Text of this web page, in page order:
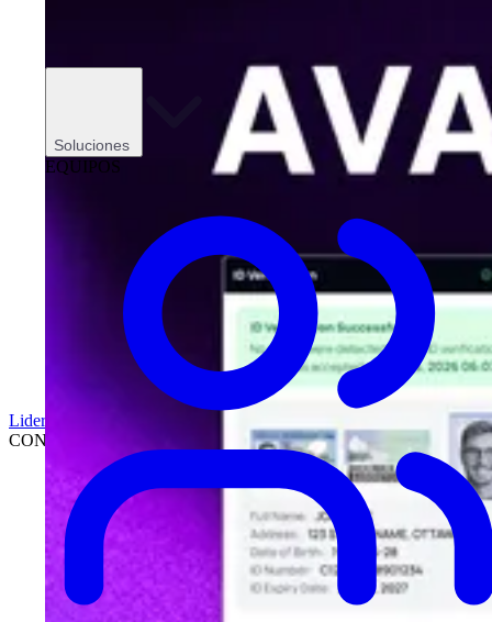
Soluciones
EQUIPOS
Liderazgo
CONCESIONARIOS